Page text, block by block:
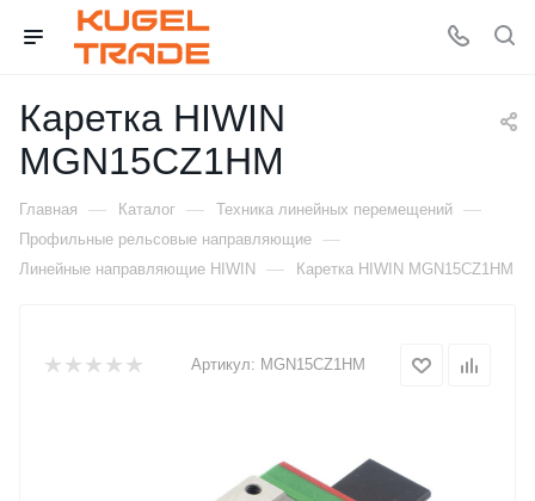
Каретка HIWIN
MGN15CZ1HM
Главная — Каталог — Техника линейных перемещений —
Профильные рельсовые направляющие —
Линейные направляющие HIWIN — Каретка HIWIN MGN15CZ1HM
Артикул: MGN15CZ1HM